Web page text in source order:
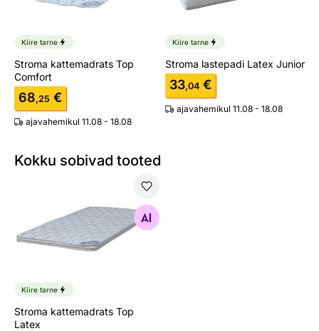
Kiire tarne
Stroma kattemadrats Top
Comfort
68,25 €
ajavahemikul 11.08 - 18.08
Kiire tarne
Stroma lastepadi Latex Junior
33,04 €
ajavahemikul 11.08 - 18.08
Kokku sobivad tooted
Stroma kattemadrats Top Latex
Otsi sarnaseid
Kiire tarne
Stroma kattemadrats Top
Latex